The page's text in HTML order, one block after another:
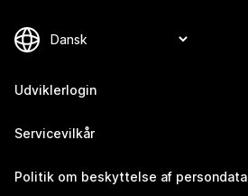
Udviklerlogin
Servicevilkår
Politik om beskyttelse af persondata